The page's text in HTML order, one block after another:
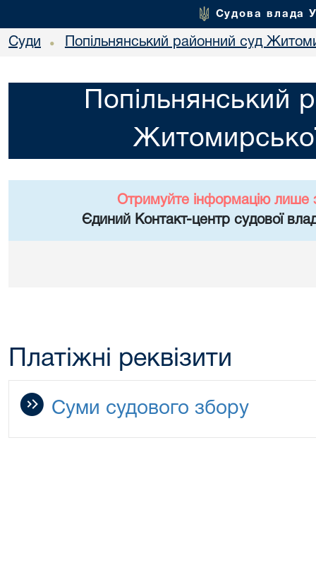
Судова влада
Суди • Попільнянський районний суд
Попільнянський
Отримуйте інформацію лише
Єдиний Контакт-центр судової
Платіжні реквізити
Суми судового збору